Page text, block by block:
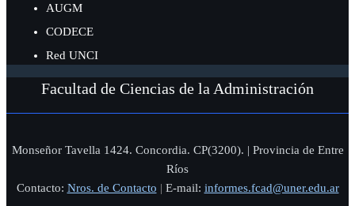
AUGM
CODECE
Red UNCI
Facultad de Ciencias de la Administración
Monseñor Tavella 1424. Concordia. CP(3200). | Provincia de Entre
Ríos
Contacto: Nros. de Contacto | E-mail: informes.fcad@uner.edu.ar